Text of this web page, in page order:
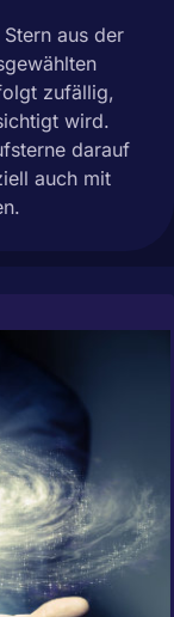
aus der
zufällig,
wird.
darauf
auch mit